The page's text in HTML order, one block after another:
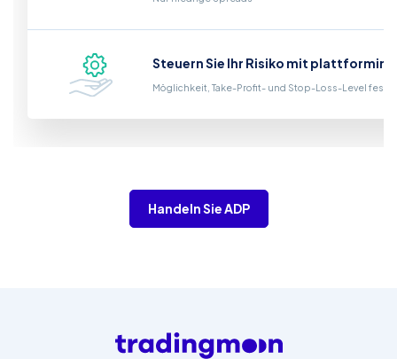
Steuern Sie Ihr Risiko mit
Möglichkeit, Take-Profit- und Stop-Loss-Level
Handeln Sie ADP